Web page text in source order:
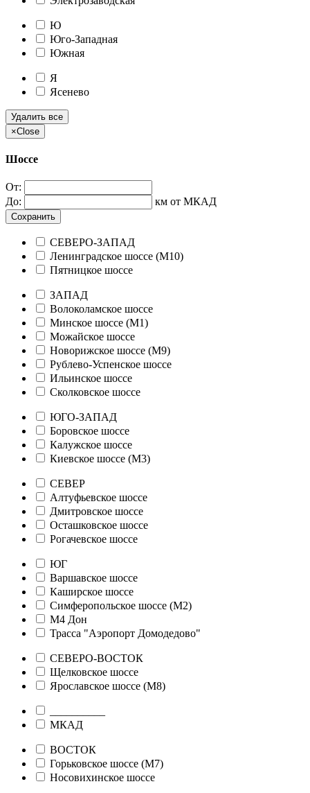
Ю
Юго-Западная
Южная
Я
Ясенево
Удалить все
×Close
Шоссе
От:
До:
км от МКАД
Сохранить
СЕВЕРО-ЗАПАД
Ленинградское шоссе (М10)
Пятницкое шоссе
ЗАПАД
Волоколамское шоссе
Минское шоссе (М1)
Можайское шоссе
Новорижское шоссе (М9)
Рублево-Успенское шоссе
Ильинское шоссе
Сколковское шоссе
ЮГО-ЗАПАД
Боровское шоссе
Калужское шоссе
Киевское шоссе (М3)
СЕВЕР
Алтуфьевское шоссе
Дмитровское шоссе
Осташковское шоссе
Рогачевское шоссе
ЮГ
Варшавское шоссе
Каширское шоссе
Симферопольское шоссе (М2)
М4 Дон
Трасса "Аэропорт Домодедово"
СЕВЕРО-ВОСТОК
Щелковское шоссе
Ярославское шоссе (М8)
МКАД
ВОСТОК
Горьковское шоссе (М7)
Носовихинское шоссе